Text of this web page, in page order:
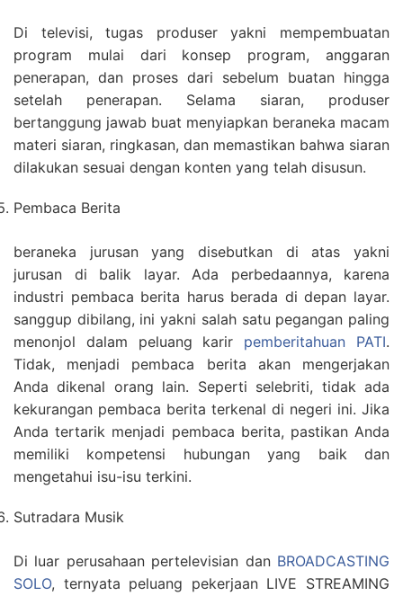
Di televisi, tugas produser yakni mempembuatan
program mulai dari konsep program, anggaran
penerapan, dan proses dari sebelum buatan hingga
setelah penerapan. Selama siaran, produser
bertanggung jawab buat menyiapkan beraneka macam
materi siaran, ringkasan, dan memastikan bahwa siaran
dilakukan sesuai dengan konten yang telah disusun.
Pembaca Berita
beraneka jurusan yang disebutkan di atas yakni
jurusan di balik layar. Ada perbedaannya, karena
industri pembaca berita harus berada di depan layar.
sanggup dibilang, ini yakni salah satu pegangan paling
menonjol dalam peluang karir pemberitahuan PATI.
Tidak, menjadi pembaca berita akan mengerjakan
Anda dikenal orang lain. Seperti selebriti, tidak ada
kekurangan pembaca berita terkenal di negeri ini. Jika
Anda tertarik menjadi pembaca berita, pastikan Anda
memiliki kompetensi hubungan yang baik dan
mengetahui isu-isu terkini.
Sutradara Musik
Di luar perusahaan pertelevisian dan BROADCASTING
SOLO, ternyata peluang pekerjaan LIVE STREAMING